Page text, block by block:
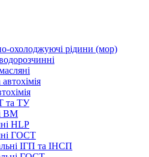
охолоджуючі рідини (мор)
та ТУ
ВМ
HLP
ГОСТ
ІГП та ІНСП